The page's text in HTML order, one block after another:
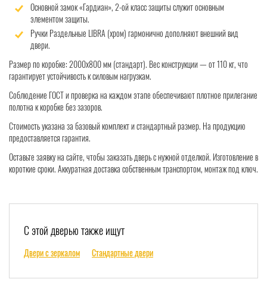
Основной замок «Гардиан», 2-ой класс защиты служит основным
элементом защиты.
Ручки Раздельные LIBRA (хром) гармонично дополняют внешний вид
двери.
Размер по коробке: 2000x800 мм (стандарт). Вес конструкции — от 110 кг, что
гарантирует устойчивость к силовым нагрузкам.
Соблюдение ГОСТ и проверка на каждом этапе обеспечивают плотное прилегание
полотна к коробке без зазоров.
Стоимость указана за базовый комплект и стандартный размер. На продукцию
предоставляется гарантия.
Оставьте заявку на сайте, чтобы заказать дверь с нужной отделкой. Изготовление в
короткие сроки. Аккуратная доставка собственным транспортом, монтаж под ключ.
С этой дверью также ищут
Двери с зеркалом Стандартные двери